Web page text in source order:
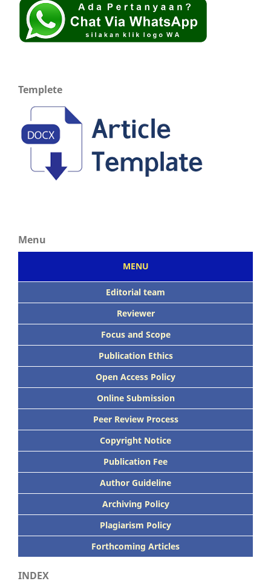
Templete
Menu
MENU
Editorial team
Reviewer
Focus and Scope
Publication Ethics
Open Access Policy
Online Submission
Peer Review Process
Copyright Notice
Publication Fee
Author Guideline
Archiving Policy
Plagiarism Policy
Forthcoming Articles
INDEX